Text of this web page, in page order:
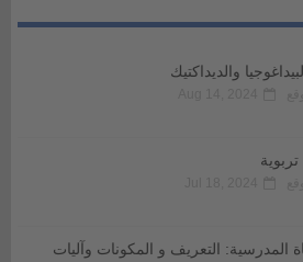
والديداكتيك
المدرسية: التعريف و المكونات وآليات